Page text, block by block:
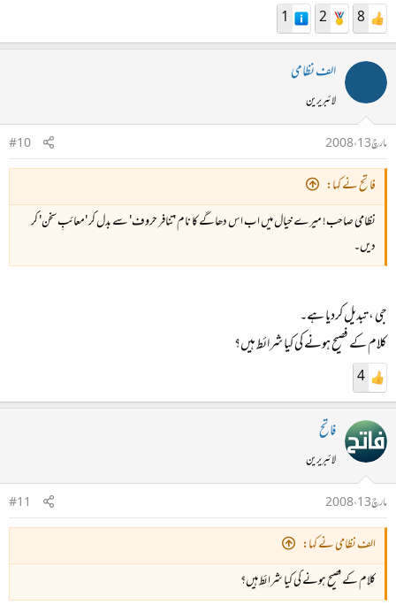
8
2
1
الف نظامی
لائبریرین
مارچ 13، 2008
#10
فاتح نے کہا:
نظامی صاحب! میرے خیال میں اب اس دھاگے کا نام 'تنافر حروف' سے بدل کر 'معائبِ سخن' کر
دیں۔
جی ، تبدیل کردیا ہے۔
کلام کے فصیح ہونے کی کیا شرائط ہیں؟
4
فاتح
لائبریرین
مارچ 13، 2008
#11
الف نظامی نے کہا:
کلام کے فصیح ہونے کی کیا شرائط ہیں؟